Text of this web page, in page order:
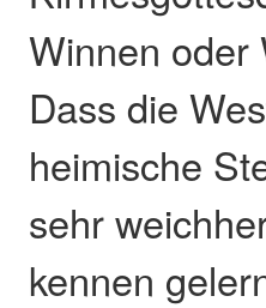
Winnen oder
Dass die
heimische
sehr
kennen